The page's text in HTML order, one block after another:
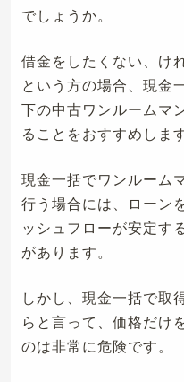
でしょうか。
借金をしたくない、け
という方の場合、現金
下の中古ワンルームマ
ることをおすすめします
現金一括でワンルーム
行う場合には、ローン
ッシュフローが安定す
があります。
しかし、現金一括で取
らと言って、価格だけ
のは非常に危険です。